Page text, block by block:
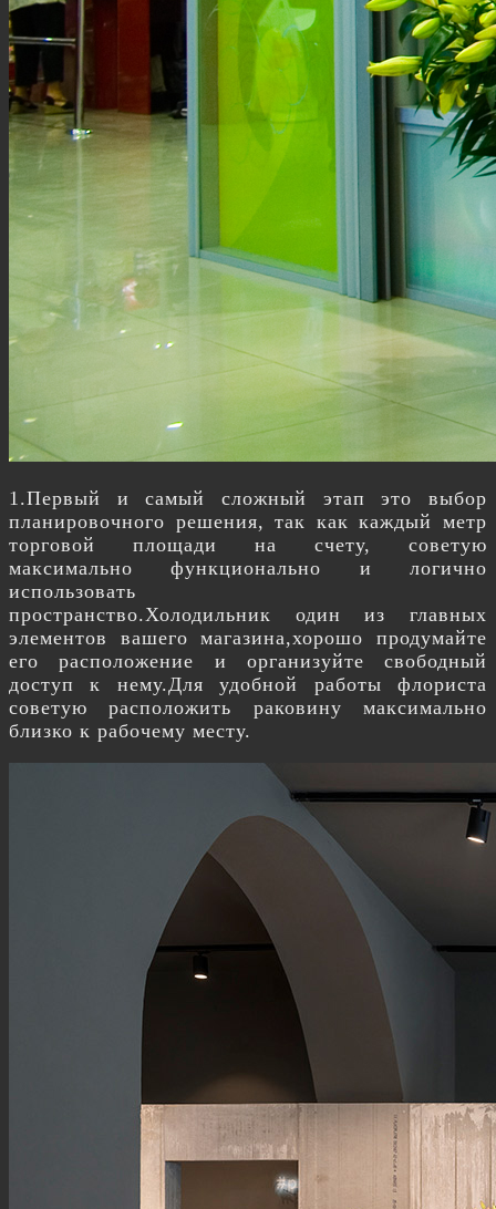
1.Первый и самый сложный этап это выбор
планировочного решения, так как каждый метр
торговой площади на счету, советую
максимально функционально и логично
использовать
пространство.Холодильник один из главных
элементов вашего магазина,хорошо продумайте
его расположение и организуйте свободный
доступ к нему.Для удобной работы флориста
советую расположить раковину максимально
близко к рабочему месту.